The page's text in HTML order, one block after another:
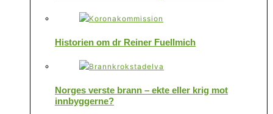
Historien om dr Reiner Fuellmich
Norges verste brann – ekte eller krig mot
innbyggerne?